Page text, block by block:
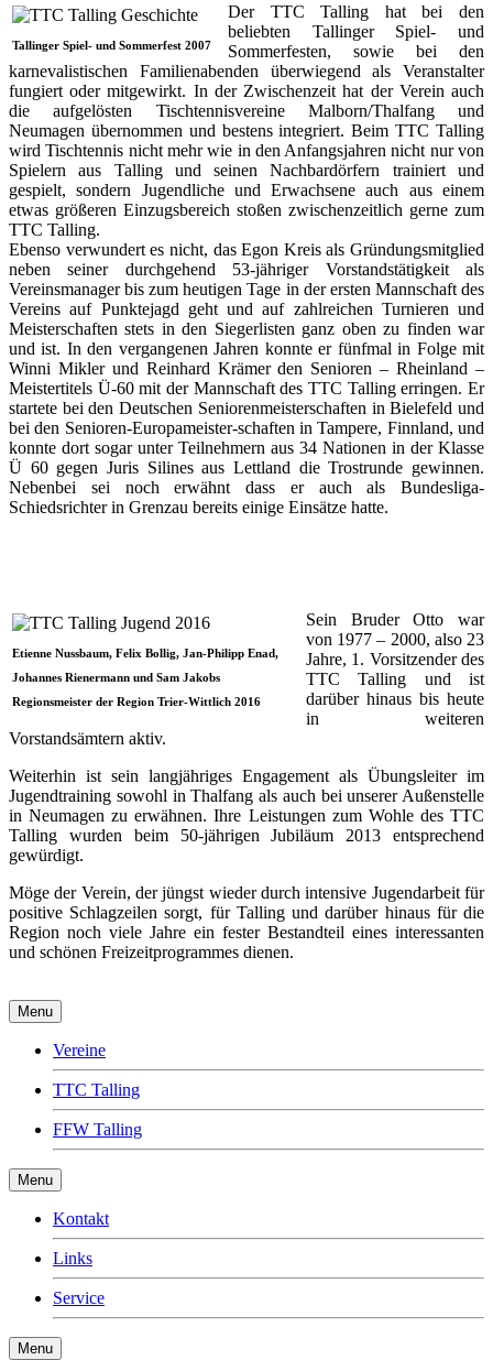
Tallinger Spiel- und Sommerfest 2007
Der TTC Talling hat bei den
beliebten Tallinger Spiel- und
Sommerfesten, sowie bei den
karnevalistischen Familienabenden überwiegend als Veranstalter
fungiert oder mitgewirkt. In der Zwischenzeit hat der Verein auch
die aufgelösten Tischtennisvereine Malborn/Thalfang und
Neumagen übernommen und bestens integriert. Beim TTC Talling
wird Tischtennis nicht mehr wie in den Anfangsjahren nicht nur von
Spielern aus Talling und seinen Nachbardörfern trainiert und
gespielt, sondern Jugendliche und Erwachsene auch aus einem
etwas größeren Einzugsbereich stoßen zwischenzeitlich gerne zum
TTC Talling.
Ebenso verwundert es nicht, das Egon Kreis als Gründungsmitglied
neben seiner durchgehend 53-jähriger Vorstandstätigkeit als
Vereinsmanager bis zum heutigen Tage in der ersten Mannschaft des
Vereins auf Punktejagd geht und auf zahlreichen Turnieren und
Meisterschaften stets in den Siegerlisten ganz oben zu finden war
und ist. In den vergangenen Jahren konnte er fünfmal in Folge mit
Winni Mikler und Reinhard Krämer den Senioren – Rheinland –
Meistertitels Ü-60 mit der Mannschaft des TTC Talling erringen. Er
startete bei den Deutschen Seniorenmeisterschaften in Bielefeld und
bei den Senioren-Europameister-schaften in Tampere, Finnland, und
konnte dort sogar unter Teilnehmern aus 34 Nationen in der Klasse
Ü 60 gegen Juris Silines aus Lettland die Trostrunde gewinnen.
Nebenbei sei noch erwähnt dass er auch als Bundesliga-
Schiedsrichter in Grenzau bereits einige Einsätze hatte.
Etienne Nussbaum, Felix Bollig, Jan-Philipp Enad,
Johannes Rienermann und Sam Jakobs
Regionsmeister der Region Trier-Wittlich 2016
Sein Bruder Otto war
von 1977 – 2000, also 23
Jahre, 1. Vorsitzender des
TTC Talling und ist
darüber hinaus bis heute
in weiteren
Vorstandsämtern aktiv.
Weiterhin ist sein langjähriges Engagement als Übungsleiter im
Jugendtraining sowohl in Thalfang als auch bei unserer Außenstelle
in Neumagen zu erwähnen. Ihre Leistungen zum Wohle des TTC
Talling wurden beim 50-jährigen Jubiläum 2013 entsprechend
gewürdigt.
Möge der Verein, der jüngst wieder durch intensive Jugendarbeit für
positive Schlagzeilen sorgt, für Talling und darüber hinaus für die
Region noch viele Jahre ein fester Bestandteil eines interessanten
und schönen Freizeitprogrammes dienen.
Menu
Vereine
TTC Talling
FFW Talling
Menu
Kontakt
Links
Service
Menu